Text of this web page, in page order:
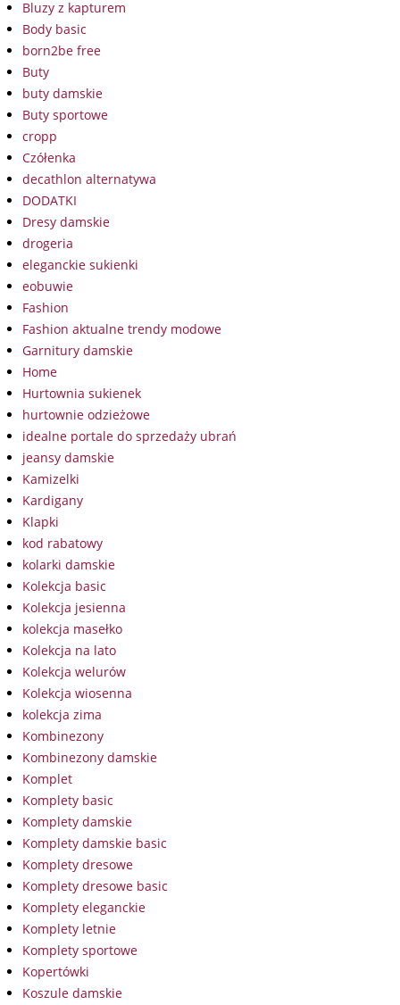
Bluzy z kapturem
Body basic
born2be free
Buty
buty damskie
Buty sportowe
cropp
Czółenka
decathlon alternatywa
DODATKI
Dresy damskie
drogeria
eleganckie sukienki
eobuwie
Fashion
Fashion aktualne trendy modowe
Garnitury damskie
Home
Hurtownia sukienek
hurtownie odzieżowe
idealne portale do sprzedaży ubrań
jeansy damskie
Kamizelki
Kardigany
Klapki
kod rabatowy
kolarki damskie
Kolekcja basic
Kolekcja jesienna
kolekcja masełko
Kolekcja na lato
Kolekcja welurów
Kolekcja wiosenna
kolekcja zima
Kombinezony
Kombinezony damskie
Komplet
Komplety basic
Komplety damskie
Komplety damskie basic
Komplety dresowe
Komplety dresowe basic
Komplety eleganckie
Komplety letnie
Komplety sportowe
Kopertówki
Koszule damskie